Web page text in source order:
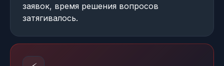
заявок, время решения вопросов
затягивалось.